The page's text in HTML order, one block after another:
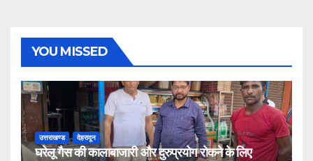
YOU MISSED
उत्तराखण्ड देहरादून
घरेलू गैस की कालाबाजारी और दुरुप्रयोग रोकने के लिए